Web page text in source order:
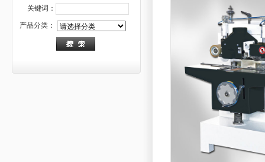
关键词：
产品分类：